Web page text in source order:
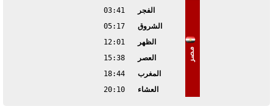
مصر
الفجر
03:41
الشروق
05:17
الظهر
12:01
العصر
15:38
المغرب
18:44
العشاء
20:10